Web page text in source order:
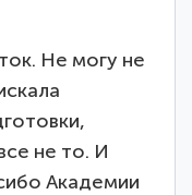
Не могу не
не то. И
Академии